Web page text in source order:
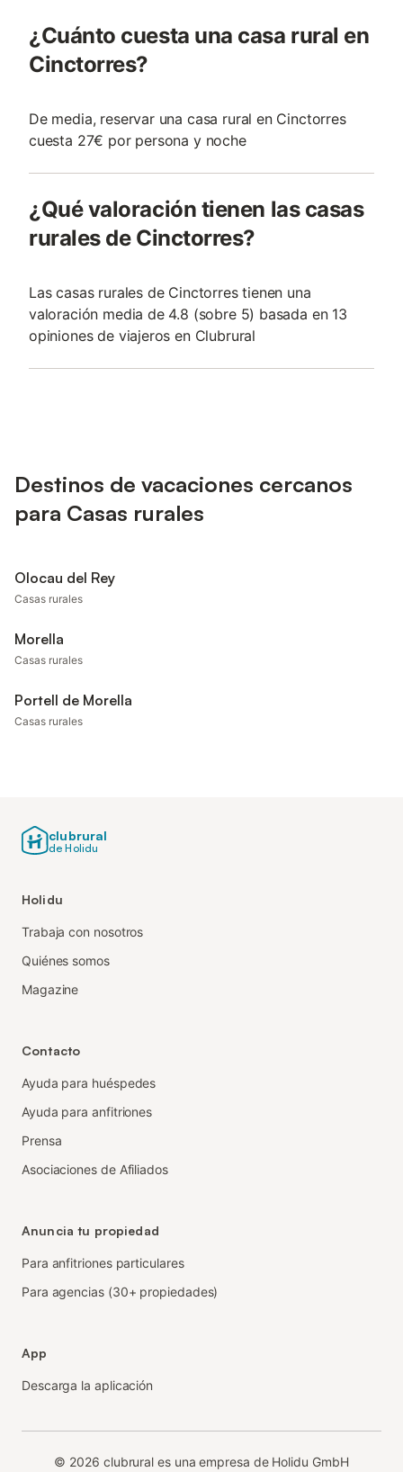
¿Cuánto cuesta una casa rural en
Cinctorres?
De media, reservar una casa rural en Cinctorres
cuesta 27€ por persona y noche
¿Qué valoración tienen las casas
rurales de Cinctorres?
Las casas rurales de Cinctorres tienen una
valoración media de 4.8 (sobre 5) basada en 13
opiniones de viajeros en Clubrural
Destinos de vacaciones cercanos
para Casas rurales
Olocau del Rey
Casas rurales
Morella
Casas rurales
Portell de Morella
Casas rurales
clubrural
de Holidu
Holidu
Trabaja con nosotros
Quiénes somos
Magazine
Contacto
Ayuda para huéspedes
Ayuda para anfitriones
Prensa
Asociaciones de Afiliados
Anuncia tu propiedad
Para anfitriones particulares
Para agencias (30+ propiedades)
App
Descarga la aplicación
© 2026 clubrural es una empresa de Holidu GmbH